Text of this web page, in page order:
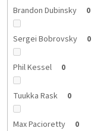
Brandon Dubinsky 0
Sergei Bobrovsky 0
Phil Kessel 0
Tuukka Rask 0
Max Pacioretty 0